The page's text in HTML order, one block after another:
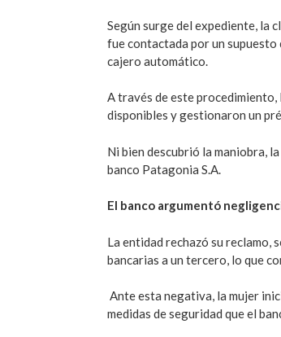
Según surge del expediente, la
fue contactada por un
cajero automático.
A través de este
disponibles y gestionaron un
Ni bien descubrió la maniobra,
banco Patagonia S.A.
El banco argumentó
La entidad rechazó su
bancarias a un tercero, lo que
Ante esta negativa, la mujer
medidas de seguridad que el